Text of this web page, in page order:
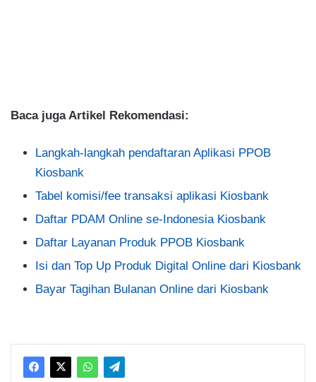
Baca juga Artikel Rekomendasi:
Langkah-langkah pendaftaran Aplikasi PPOB
Kiosbank
Tabel komisi/fee transaksi aplikasi Kiosbank
Daftar PDAM Online se-Indonesia Kiosbank
Daftar Layanan Produk PPOB Kiosbank
Isi dan Top Up Produk Digital Online dari Kiosbank
Bayar Tagihan Bulanan Online dari Kiosbank